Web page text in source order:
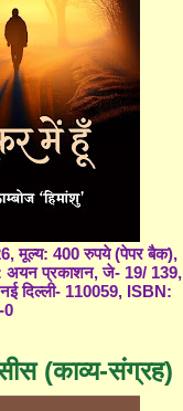
मूल्य: 400 रुपये (पेपर बैक),
अयन प्रकाशन, जे- 19/ 139,
नई दिल्ली- 110059, ISBN:
0
(काव्य-संग्रह)